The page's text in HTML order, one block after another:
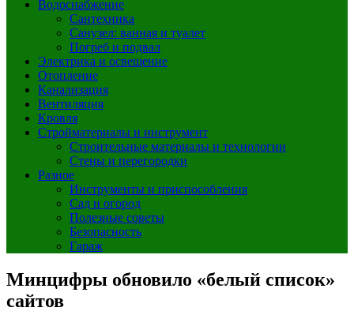
Водоснабжение
Сантехника
Санузел: ванная и туалет
Погреб и подвал
Электрика и освещение
Отопление
Канализация
Вентиляция
Кровля
Стройматериалы и инструмент
Строительные материалы и технологии
Стены и перегородки
Разное
Инструменты и приспособления
Сад и огород
Полезные советы
Безопасность
Гараж
Минцифры обновило «белый список»
сайтов